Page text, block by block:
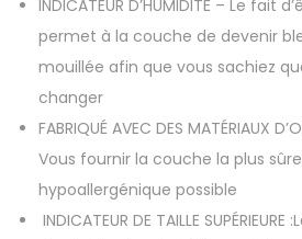
INDICATEUR D’HUMIDITÉ – Le fait
permet à la couche de devenir
mouillée afin que vous sachiez
changer
FABRIQUÉ AVEC DES MATÉRIAUX
Vous fournir la couche la plus
hypoallergénique possible
INDICATEUR DE TAILLE SUPÉRIEURE :